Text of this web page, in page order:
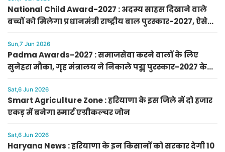
National Child Award-2027 : अदम्य साहस दिखाने वाले
बच्चों को मिलेगा प्रधानमंत्री राष्ट्रीय बाल पुरस्कार-2027, ऐसे
करें आवेदन
Sun,7 Jun 2026
Padma Awards-2027 : समाजसेवा करने वालों के लिए
सुनेहरा मौका, गृह मंत्रालय ने निकाले पद्म पुरस्कार-2027 के
लिए आवेदन
Sat,6 Jun 2026
Smart Agriculture Zone : हरियाणा के इस जिले में दो हजार
एकड़ में बनेगा स्मार्ट एग्रीकल्चर जोन
Sat,6 Jun 2026
Haryana News : हरियाणा के इन किसानों को सरकार देगी 10